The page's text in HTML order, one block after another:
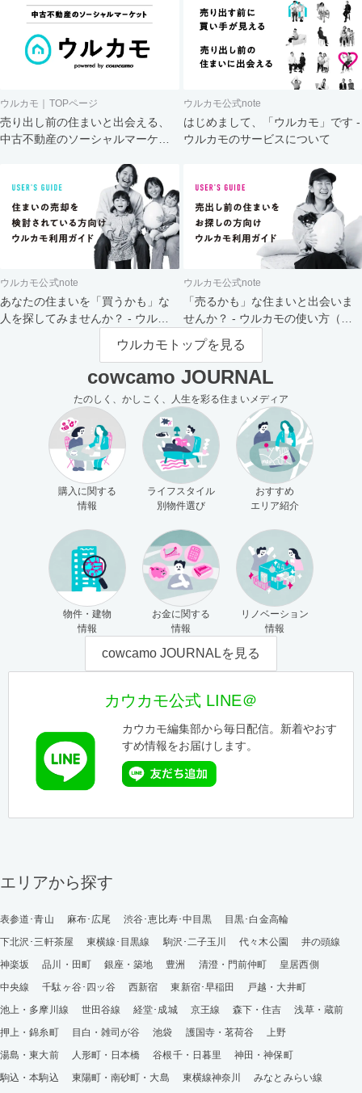
ウルカモ｜TOPページ
売り出し前の住まいと出会える、
中古不動産のソーシャルマーケッ
ウルカモ公式note
はじめまして、「ウルカモ」です -
ウルカモのサービスについて
ウルカモ公式note
あなたの住まいを「買うかも」な
人を探してみませんか？ - ウルカ
ウルカモ公式note
「売るかも」な住まいと出会いま
せんか？ - ウルカモの使い方（買
主さま向け）
ウルカモトップを見る
cowcamo JOURNAL
たのしく、かしこく、人生を彩る住まいメディア
購入に関する
情報
ライフスタイル
別物件選び
おすすめ
エリア紹介
物件・建物
情報
お金に関する
情報
リノベーション
情報
cowcamo JOURNALを見る
カウカモ公式 LINE＠
カウカモ編集部から毎日配信。新着やおす
すめ情報をお届けします。
エリアから探す
表参道･青山 麻布･広尾 渋谷･恵比寿･中目黒
目黒･白金高輪
下北沢･三軒茶屋
東横線･目黒線 駒沢･二子玉川 代々木公園
井の頭線
神楽坂
品川・田町 銀座・築地 豊洲 清澄・門前仲町
皇居西側
中央線
千駄ヶ谷･四ッ谷 西新宿 東新宿･早稲田
戸越・大井町
池上・多摩川線
世田谷線 経堂･成城 京王線 森下・住吉
浅草・蔵前
押上・錦糸町
目白・雑司が谷 池袋 護国寺・茗荷谷
上野
湯島・東大前
人形町・日本橋 谷根千・日暮里
神田・神保町
駒込・本駒込
東陽町・南砂町・大島 東横線神奈川
みなとみらい線